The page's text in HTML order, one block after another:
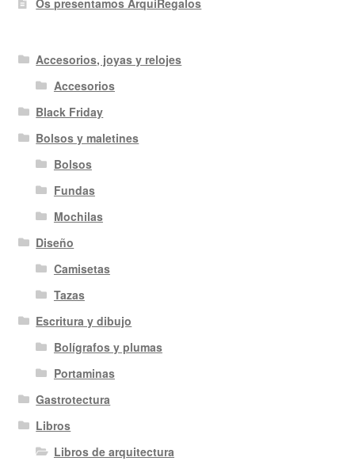
Os presentamos ArquiRegalos
Accesorios, joyas y relojes
Accesorios
Black Friday
Bolsos y maletines
Bolsos
Fundas
Mochilas
Diseño
Camisetas
Tazas
Escritura y dibujo
Bolígrafos y plumas
Portaminas
Gastrotectura
Libros
Libros de arquitectura